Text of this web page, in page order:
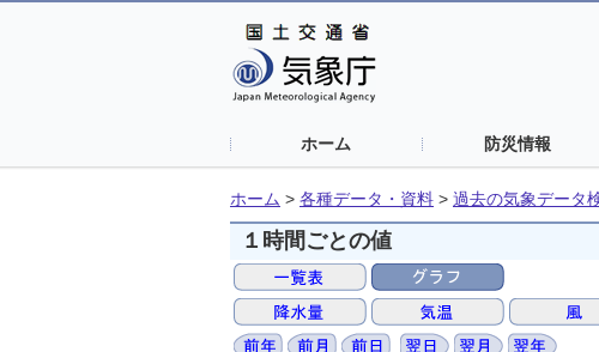
ホーム 防災情報
ホーム > 各種データ・資料 > 過去の気象データ
１時間ごとの値